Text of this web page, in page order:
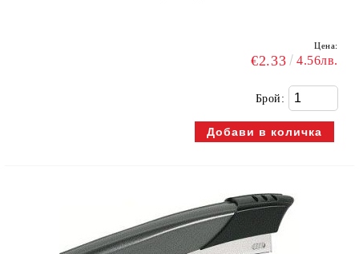
Цена:
€2.33 4.56лв.
Брой: